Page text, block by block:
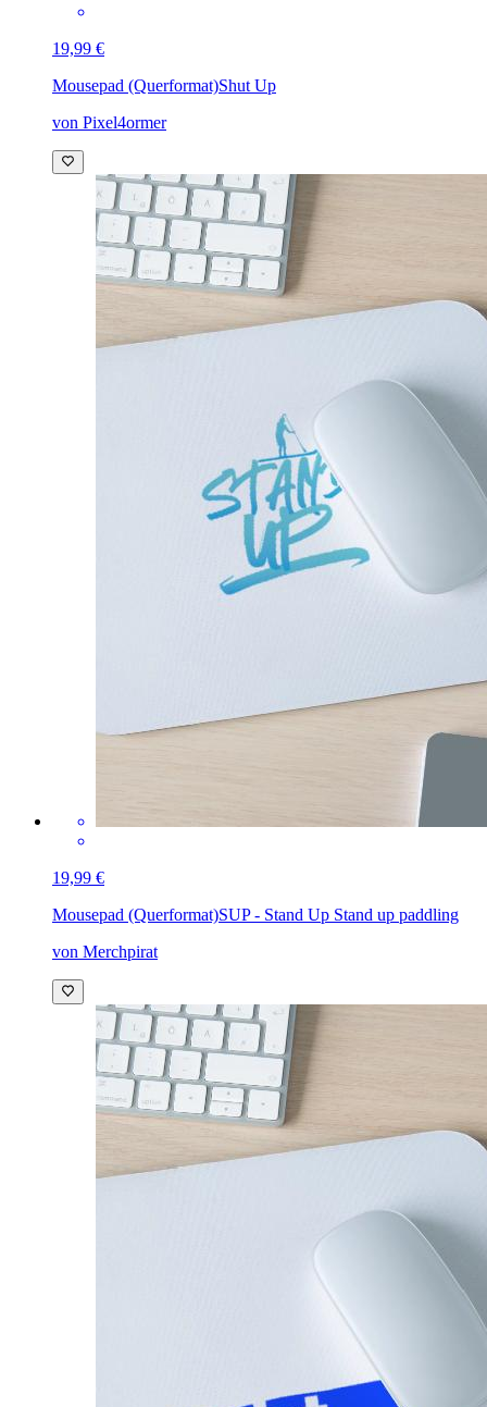
19,99 €
Mousepad (Querformat)Shut Up
von Pixel4ormer
19,99 €
Mousepad (Querformat)SUP - Stand Up Stand up paddling
von Merchpirat